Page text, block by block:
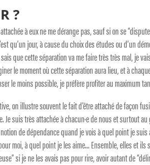
?
à eux ne me dérange pas, sauf si on se
qu’un jour, à cause du choix des études ou d’un
sais que cette séparation va me faire très très mal, je
le moment où cette séparation aura lieu, et à
le moins possible, je préfère profiter au maximum
on illustre souvent le fait d’être attaché de façon
Je suis très attachée à chacun·e de nous et surtout
de dépendance quand je vois à quel point je
moi, à quel point je les aime… Ensemble, elles et ils
si je ne les avais pas pour rire, avoir autant de